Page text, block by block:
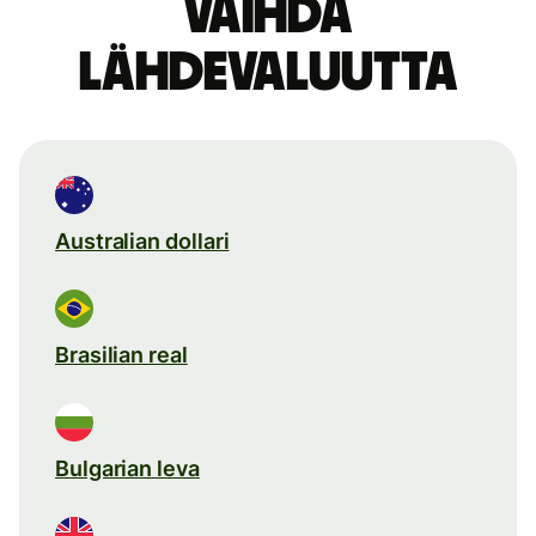
Vaihda
lähdevaluutta
Australian dollari
Brasilian real
Bulgarian leva